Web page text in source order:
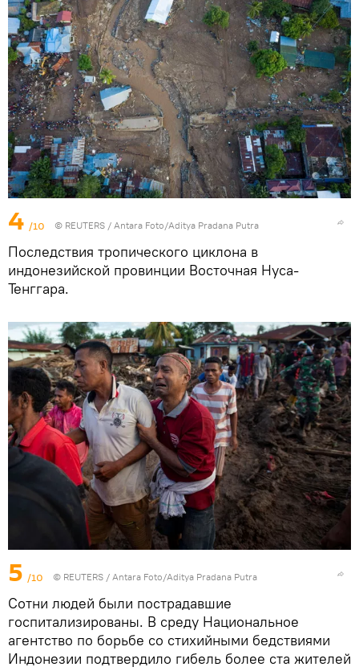
4 /10 © REUTERS / Antara Foto/Aditya Pradana Putra
Последствия тропического циклона в
индонезийской провинции Восточная Нуса-
Тенггара.
5 /10 © REUTERS / Antara Foto/Aditya Pradana Putra
Сотни людей были пострадавшие
госпитализированы. В среду Национальное
агентство по борьбе со стихийными бедствиями
Индонезии подтвердило гибель более ста жителей